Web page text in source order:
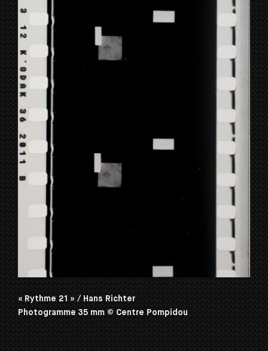
« Rythme 21 » / Hans Richter
Photogramme 35 mm © Centre Pompidou